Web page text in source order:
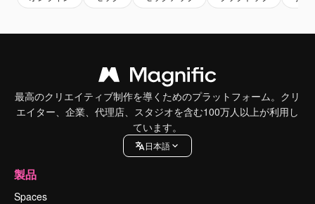
最高のクリエイティブ制作を導くためのプラットフォーム。クリ
エイター、企業、代理店、スタジオを含む100万人以上が利用し
ています。
日本語
製品
Spaces